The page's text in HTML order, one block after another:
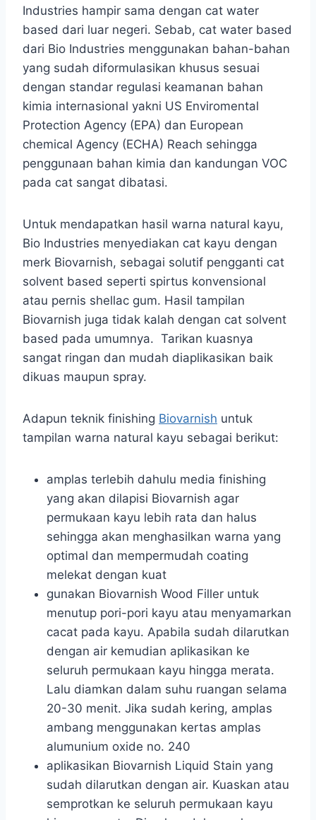
Industries hampir sama dengan cat water
based dari luar negeri. Sebab, cat water based
dari Bio Industries menggunakan bahan-bahan
yang sudah diformulasikan khusus sesuai
dengan standar regulasi keamanan bahan
kimia internasional yakni US Enviromental
Protection Agency (EPA) dan European
chemical Agency (ECHA) Reach sehingga
penggunaan bahan kimia dan kandungan VOC
pada cat sangat dibatasi.
Untuk mendapatkan hasil warna natural kayu,
Bio Industries menyediakan cat kayu dengan
merk Biovarnish, sebagai solutif pengganti cat
solvent based seperti spirtus konvensional
atau pernis shellac gum. Hasil tampilan
Biovarnish juga tidak kalah dengan cat solvent
based pada umumnya. Tarikan kuasnya
sangat ringan dan mudah diaplikasikan baik
dikuas maupun spray.
Adapun teknik finishing Biovarnish untuk
tampilan warna natural kayu sebagai berikut:
amplas terlebih dahulu media finishing
yang akan dilapisi Biovarnish agar
permukaan kayu lebih rata dan halus
sehingga akan menghasilkan warna yang
optimal dan mempermudah coating
melekat dengan kuat
gunakan Biovarnish Wood Filler untuk
menutup pori-pori kayu atau menyamarkan
cacat pada kayu. Apabila sudah dilarutkan
dengan air kemudian aplikasikan ke
seluruh permukaan kayu hingga merata.
Lalu diamkan dalam suhu ruangan selama
20-30 menit. Jika sudah kering, amplas
ambang menggunakan kertas amplas
alumunium oxide no. 240
aplikasikan Biovarnish Liquid Stain yang
sudah dilarutkan dengan air. Kuaskan atau
semprotkan ke seluruh permukaan kayu